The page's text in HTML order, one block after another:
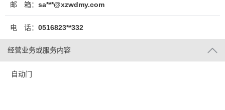
邮 箱： sa***@xzwdmy.com
电 话： 0516823**332
经营业务或服务内容
自动门